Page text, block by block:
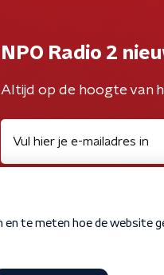
NPO Radio 2
Altijd op de hoogte van